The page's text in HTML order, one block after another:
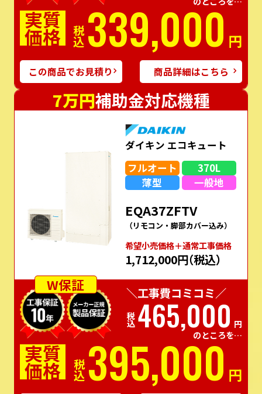
実質
価格 税込339,000 円
この商品でお見積り 商品詳細はこちら
7万円補助金対応機種
ダイキン エコキュート
フルオート
370L
薄型
一般地
EQA37ZFTV
（リモコン・脚部カバー込み）
希望⼩売価格＋通常⼯事価格
1,712,000円（税込）
W保証
＼工事費コミコミ／
税込465,000 円
のところを…
実質
価格 税込395,000 円